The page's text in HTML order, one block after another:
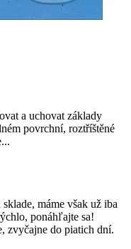
a uchovat základy
povrchní, roztříštěné
máme však už iba
ponáhľajte sa!
zvyčajne do piatich dní.